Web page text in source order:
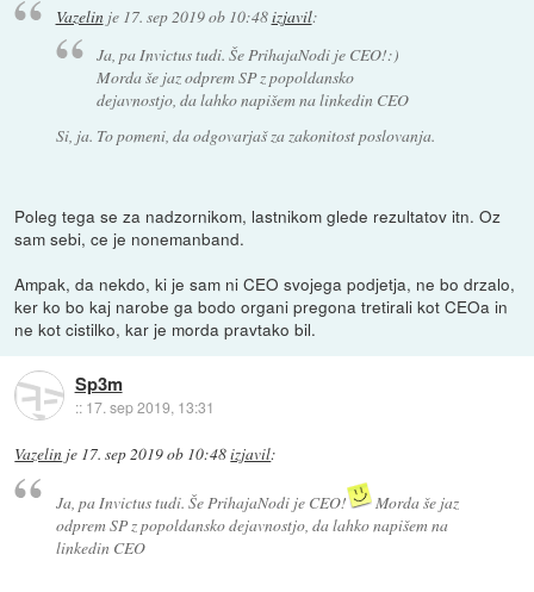
Vazelinje 17. sep 2019 ob 10:48izjavil:
Ja, pa Invictus tudi. Še PrihajaNodi je CEO!:)
Morda še jaz odprem SP z popoldansko
dejavnostjo, da lahko napišem na linkedin CEO
Si, ja. To pomeni, da odgovarjaš za zakonitost poslovanja.
Poleg tega se za nadzornikom, lastnikom glede rezultatov itn. Oz
sam sebi, ce je nonemanband.
Ampak, da nekdo, ki je sam ni CEO svojega podjetja, ne bo drzalo,
ker ko bo kaj narobe ga bodo organi pregona tretirali kot CEOa in
ne kot cistilko, kar je morda pravtako bil.
Sp3m
:: 17. sep 2019, 13:31
Vazelin je 17. sep 2019 ob 10:48izjavil:
Ja, pa Invictus tudi. Še PrihajaNodi je CEO!
Morda še jaz
odprem SP z popoldansko dejavnostjo, da lahko napišem na
linkedin CEO